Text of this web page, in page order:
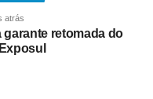
atrás
retomada do